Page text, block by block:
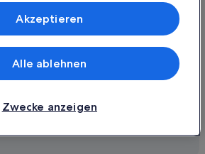
Unternehmen der Expedia Group. Alle Rechte
das Expedia-Logo sind Handelsmarken oder
Zugriff auf Informationen auf einem
Werbung und Inhalte, Messung
und der Performance von Inhalten,
(Lieferanten)
Zwecke anzeigen
Alle ablehnen
Akzeptieren